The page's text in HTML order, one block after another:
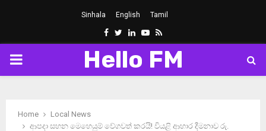
Sinhala English Tamil
Facebook
Twitter
LinkedinYoutube
Rss
PRIMARY
Hello FM
Home
Local News
ආපදා සහන මෙහෙයුම් වේගවත් කරයි! වියළි ආහාර දීමනාව රු.